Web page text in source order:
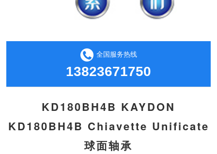
全国服务热线
13823671750
KD180BH4B KAYDON
KD180BH4B Chiavette Unificate
球面轴承